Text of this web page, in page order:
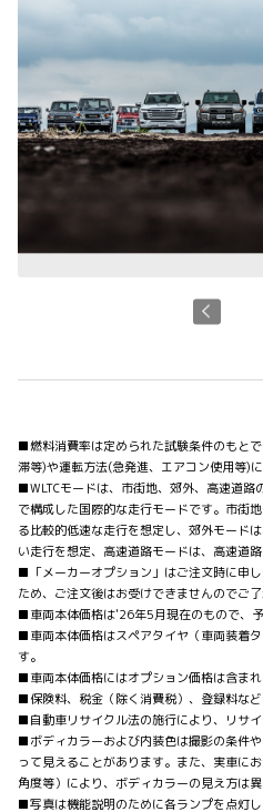
■燃料消費率は定められた試験条件のもと
滞等)や運転方法(急発進、エアコン使用等)
■WLTCモードは、市街地、郊外、高速道
で構成した国際的な走行モードです。市街
る比較的低速な走行を想定し、郊外モード
い走行を想定、高速道路モードは、高速道
■「メーカーオプション」はご注文時に申
ため、ご注文後はお受けできませんのでご了
■車両本体価格は'26年5月現在のもので、
■車両本体価格はスペアタイヤ（車両装着
す。
■車両本体価格にはオプション価格は含まれ
■保険料、税金（除く消費税）、登録料など
■自動車リサイクル法の施行により、リサ
■ボディカラーおよび内装色は撮影の条件
って見えることがあります。また、実車に
角度等）により、ボディカラーの見え方は異
■写真は機能説明のために各ランプを点灯